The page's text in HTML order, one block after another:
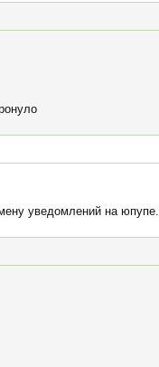
уведомлений на юпупе.